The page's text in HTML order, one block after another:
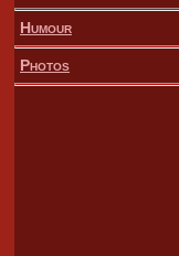
Humour
Photos